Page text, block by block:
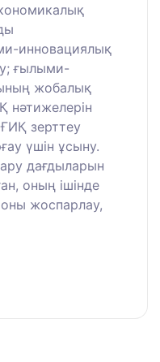
инновациялық
ғылыми-
жобалық
нәтижелерін
зерттеу
үшін ұсыну.
дағдыларын
оның ішінде
жоспарлау,